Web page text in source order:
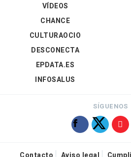
VÍDEOS
CHANCE
CULTURAOCIO
DESCONECTA
EPDATA.ES
INFOSALUS
SÍGUENOS